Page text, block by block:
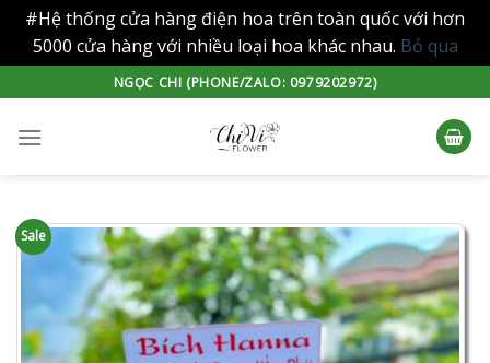
#Hệ thống cửa hàng điện hoa trên toàn quốc với hơn
5000 cửa hàng với nhiều loại hoa khác nhau. Bỏ qua
to
content
NGỌC CHI (PHONE/ZALO: 0979202972)
Sale